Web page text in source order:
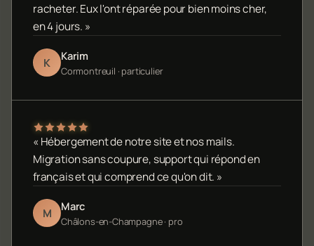
racheter. Eux l'ont réparée pour bien moins cher,
en 4 jours. »
K Karim
Cormontreuil · particulier
« Hébergement de notre site et nos mails.
Migration sans coupure, support qui répond en
français et qui comprend ce qu'on dit. »
M Marc
Châlons-en-Champagne · pro